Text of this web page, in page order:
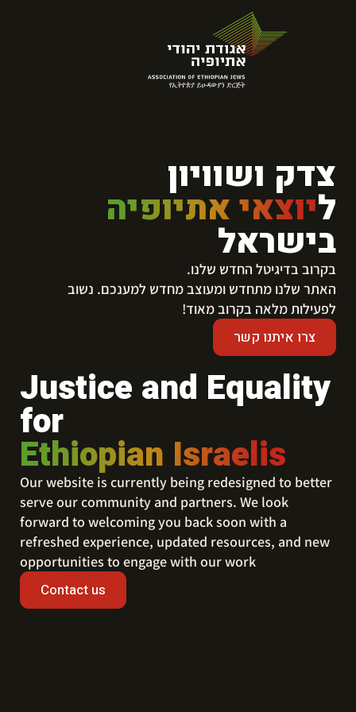
צדק ושוויון
ליוצאי אתיופיה
בישראל
בקרוב בדיגיטל החדש שלנו.
​האתר שלנו מתחדש ומעוצב מחדש למענכם. נשוב
לפעילות מלאה בקרוב מאוד!
צרו איתנו קשר
Justice and Equality
for
Ethiopian Israelis
Our website is currently being redesigned to better
serve our community and partners. We look
forward to welcoming you back soon with a
refreshed experience, updated resources, and new
opportunities to engage with our work
Contact us